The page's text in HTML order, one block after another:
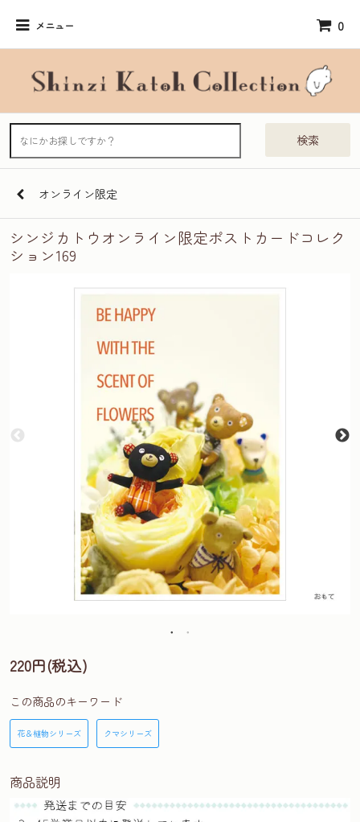
メニュー 0
検索
オンライン限定
シンジカトウオンライン限定ポストカードコレク
ション169
220円(税込)
この商品のキーワード
花＆植物シリーズ クマシリーズ
商品説明